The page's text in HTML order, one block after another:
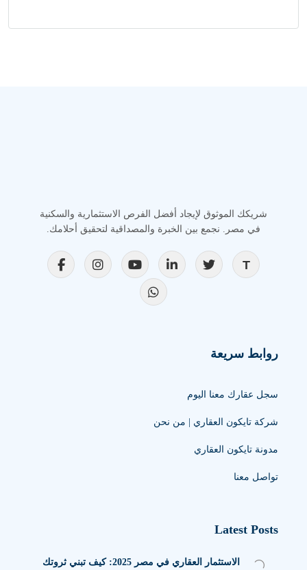
شريكك الموثوق لإيجاد أفضل الفرص الاستثمارية والسكنية
في مصر. نجمع بين الخبرة والمصداقية لتحقيق أحلامك.
روابط سريعة
سجل عقارك معنا اليوم
شركة تايكون العقاري | من نحن
مدونة تايكون العقاري
تواصل معنا
Latest Posts
الاستثمار العقاري في مصر 2025: كيف تبني ثروتك